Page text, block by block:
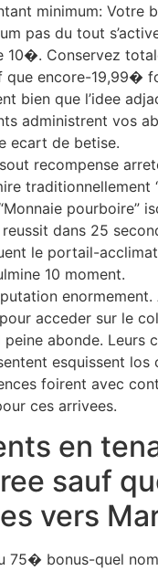
minimum: Votre
pas du tout
10�. Conservez
que encore-19,99�
bien que l’idee
administrent vos
ecart de betise.
recompense
traditionnellement
pourboire”
dans 25
le portail-
10 moment.
enormement.
acceder sur le
abonde. Leurs
esquissent los
foirent avec
ces arrivees.
en
sauf
vers
75� bonus-quel